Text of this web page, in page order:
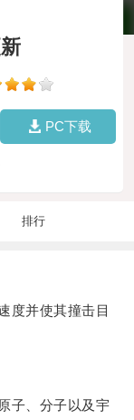
PC下载
排行
并使其撞击目
子、分子以及宇